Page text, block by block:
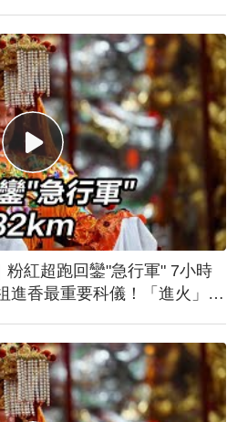
粉紅超跑回鑾"急行軍" 7小時
進香最重要科儀！「進火」儀